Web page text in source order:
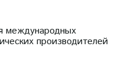
международных
производителей